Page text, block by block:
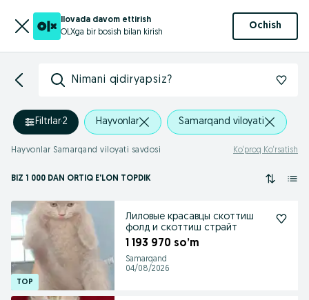
Ilovada davom ettirish
OLXga bir bosish bilan kirish
Ochish
Nimani qidiryapsiz?
Filtrlar·2 Hayvonlar Samarqand viloyati
Hayvonlar Samarqand viloyati savdosi Ko‘proq Ko‘rsatish
BIZ 1 000 DAN ORTIQ E'LON TOPDIK
Лиловые красавцы скоттиш
фолд и скоттиш страйт
1 193 970 so’m
Samarqand
04/08/2026